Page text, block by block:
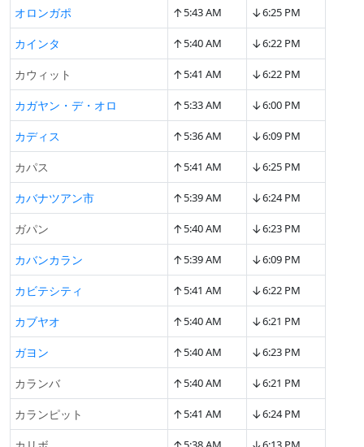
オロンガポ ↑5:43 AM ↓6:25 PM
カインタ ↑5:40 AM ↓6:22 PM
カウィット ↑5:41 AM ↓6:22 PM
カガヤン・デ・オロ ↑5:33 AM ↓6:00 PM
カディス ↑5:36 AM ↓6:09 PM
カパス ↑5:41 AM ↓6:25 PM
カバナツアン市 ↑5:39 AM ↓6:24 PM
ガパン ↑5:40 AM ↓6:23 PM
カバンカラン ↑5:39 AM ↓6:09 PM
カビテシティ ↑5:41 AM ↓6:22 PM
カブヤオ ↑5:40 AM ↓6:21 PM
ガヨン ↑5:40 AM ↓6:23 PM
カランバ ↑5:40 AM ↓6:21 PM
カランピット ↑5:41 AM ↓6:24 PM